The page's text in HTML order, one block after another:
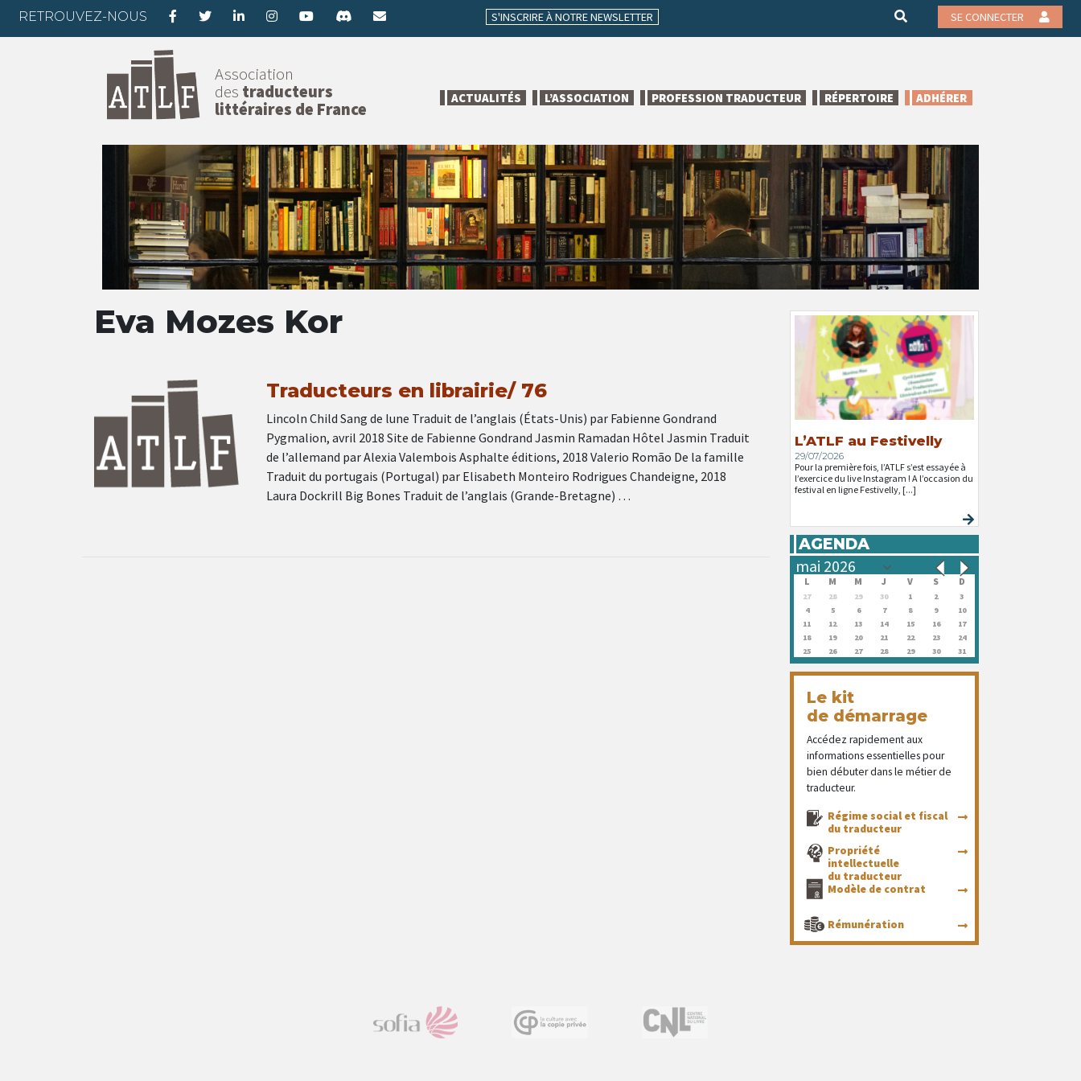
RETROUVEZ-NOUS S'INSCRIRE À NOTRE NEWSLETTER SE CONNECTER
Association
des traducteurs
littéraires de France
ACTUALITÉS L’ASSOCIATION PROFESSION TRADUCTEUR RÉPERTOIRE ADHÉRER
Eva Mozes Kor
Traducteurs en librairie/ 76
Lincoln Child Sang de lune Traduit de l’anglais (États-Unis) par Fabienne Gondrand
Pygmalion, avril 2018 Site de Fabienne Gondrand Jasmin Ramadan Hôtel Jasmin Traduit
de l’allemand par Alexia Valembois Asphalte éditions, 2018 Valerio Romão De la famille
Traduit du portugais (Portugal) par Elisabeth Monteiro Rodrigues Chandeigne, 2018
Laura Dockrill Big Bones Traduit de l’anglais (Grande-Bretagne) …
L’ATLF au Festivelly
29/07/2026
Pour la première fois, l’ATLF s’est essayée à
l’exercice du live Instagram ! A l’occasion du
festival en ligne Festivelly, [...]
AGENDA
L M M J V S D
27 28 29 30 1 2
3
4
5 6 7 8 9
10
11
12 13 14 15 16
17
18
19 20 21 22 23
24
25
26 27 28 29 30 31
Le kit
de démarrage
Accédez rapidement aux
informations essentielles pour
bien débuter dans le métier de
traducteur.
Régime social et fiscal
du traducteur
Propriété
intellectuelle
du traducteur
Modèle de contrat
Rémunération